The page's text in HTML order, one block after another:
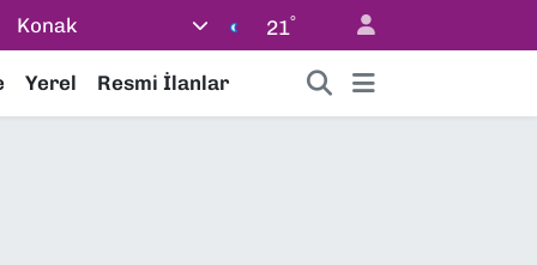
Konak 21°
Yerel Resmi İlanlar